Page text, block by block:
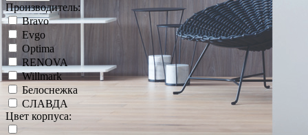
Производитель:
Bravo
Evgo
Optima
RENOVA
Willmark
Белоснежка
СЛАВДА
Цвет корпуса: